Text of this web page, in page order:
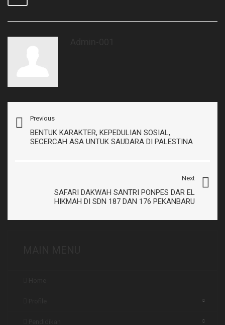
Previous
BENTUK KARAKTER, KEPEDULIAN SOSIAL,
SECERCAH ASA UNTUK SAUDARA DI PALESTINA
Next
SAFARI DAKWAH SANTRI PONPES DAR EL
HIKMAH DI SDN 187 DAN 176 PEKANBARU